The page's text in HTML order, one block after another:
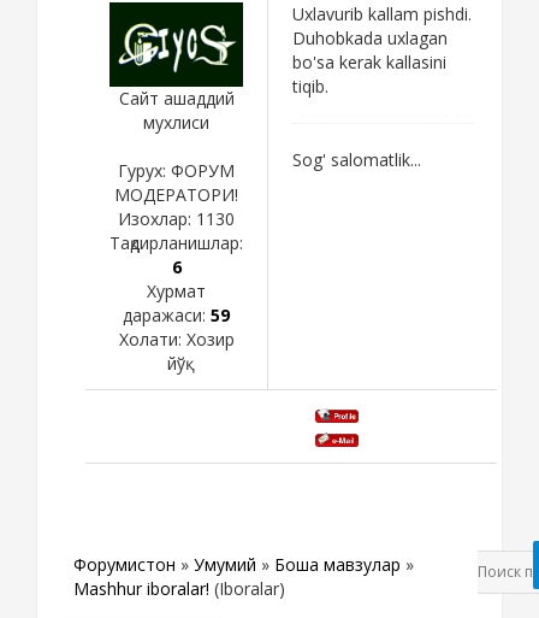
Сайт ашаддий
мухлиси
Гурух: ФОРУМ
МОДЕРАТОРИ!
Изохлар: 1130
Тақдирланишлар:
6
Хурмат
даражаси: 59
Холати: Хозир
йўқ
Uxlavurib kallam pishdi.
Duhobkada uxlagan
bo'sa kerak kallasini
tiqib.
Sog' salomatlik...
Форумистон » Умумий » Бошқа мавзулар »
Mashhur iboralar! (Iboralar)